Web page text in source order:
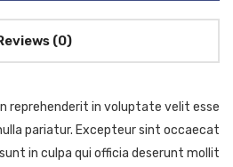
(0)
reprehenderit in voluptate velit esse
pariatur. Excepteur sint occaecat
in culpa qui officia deserunt mollit